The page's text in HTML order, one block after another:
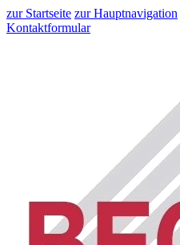
zur Startseite zur Hauptnavigation
Kontaktformular